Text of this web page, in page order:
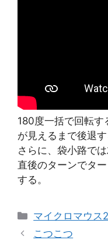
180度一括で回転す
が見えるまで後退す
さらに、袋小路で
直後のターンでタ
する。
カ
テ
マイクロマウス
こつこつ